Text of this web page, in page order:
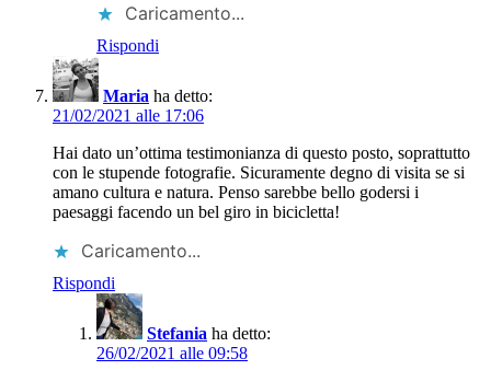
Caricamento...
Rispondi
Maria ha detto:
21/02/2021 alle 17:06
Hai dato un’ottima testimonianza di questo posto, soprattutto
con le stupende fotografie. Sicuramente degno di visita se si
amano cultura e natura. Penso sarebbe bello godersi i
paesaggi facendo un bel giro in bicicletta!
Caricamento...
Rispondi
Stefania ha detto:
26/02/2021 alle 09:58